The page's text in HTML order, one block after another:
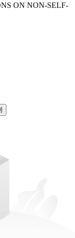
ON NON-SELF-